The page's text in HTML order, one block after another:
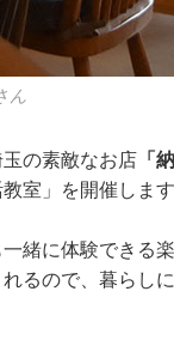
ん
の素敵なお店 「
室」を開催します
緒に体験できる
るので、暮らし